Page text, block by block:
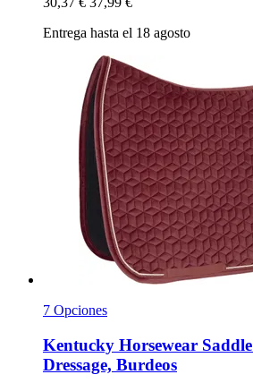
Entrega hasta el 18 agosto
7 Opciones
Kentucky Horsewear
Dressage, Burdeos